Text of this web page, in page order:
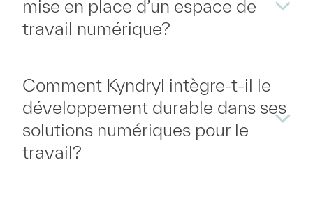
mise en place d’un espace de
travail numérique?
Comment Kyndryl intègre-t-il le
développement durable dans ses
solutions numériques pour le
travail?